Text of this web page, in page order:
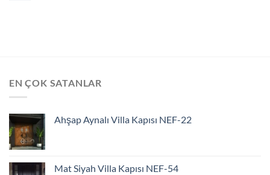
EN ÇOK SATANLAR
Ahşap Aynalı Villa Kapısı NEF-22
Mat Siyah Villa Kapısı NEF-54